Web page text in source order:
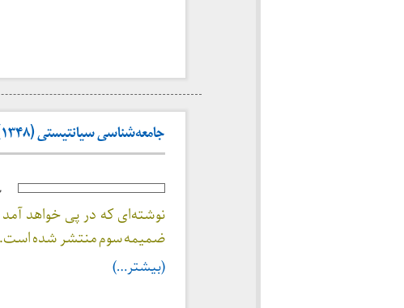
جامعه‌شناسی سيانتيستی (۱۳۴۸)
ضمیمه سوم منتشر شده است.
(بیشتر…)